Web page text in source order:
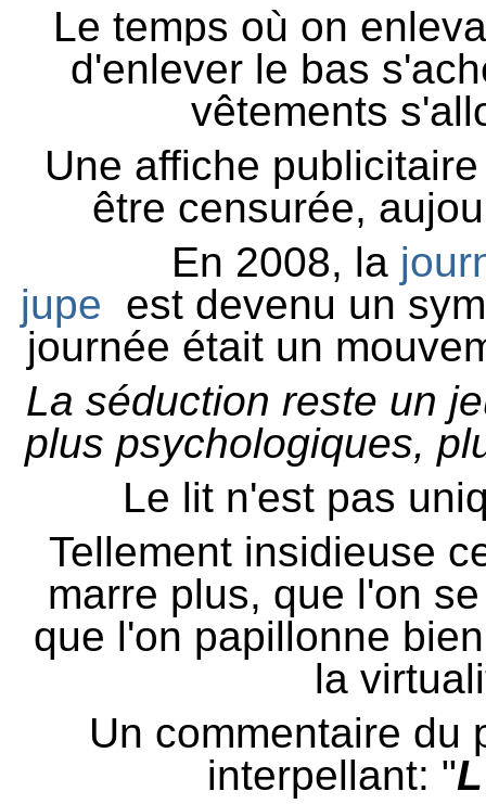
Le temps où on
d'enlever le bas
vêtements
Une affiche
être censurée,
En 2008, la
jupe est devenu un
journée était un
La séduction reste un
plus psychologiques,
Le lit n'est pas
Tellement insidieuse
marre plus, que l'on
que l'on papillonne
la
Un commentaire du
interpellant: "